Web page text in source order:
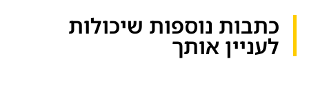
כתבות נוספות שיכולות
לעניין אותך​